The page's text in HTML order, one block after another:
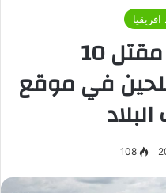
إفريقيا الوسطي .. مقتل 10
في موقع
108